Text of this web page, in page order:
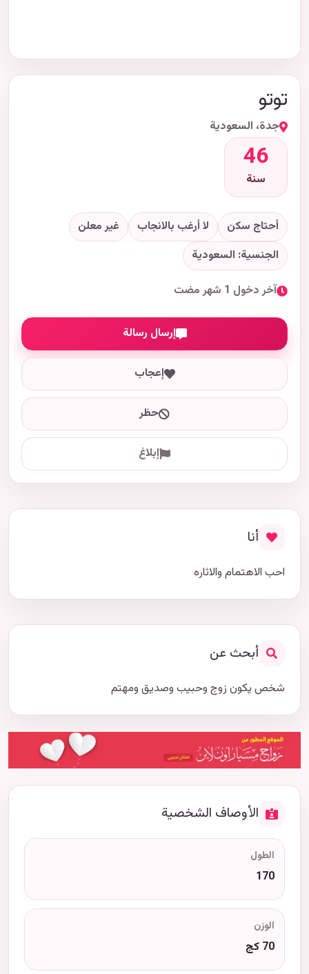
توتو
جدة، السعودية
46
سنة
أحتاج سكن لا أرغب بالانجاب
غير معلن
الجنسية: السعودية
آخر دخول 1 شهر مضت
إرسال رسالة
إعجاب
حظر
إبلاغ
أنا
احب الاهتمام والاثاره
أبحث عن
شخص يكون زوج وحبيب وصديق ومهتم
الأوصاف الشخصية
الطول
170
الوزن
70 كج